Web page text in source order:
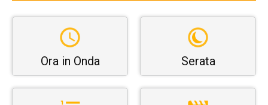
Ora in Onda Serata